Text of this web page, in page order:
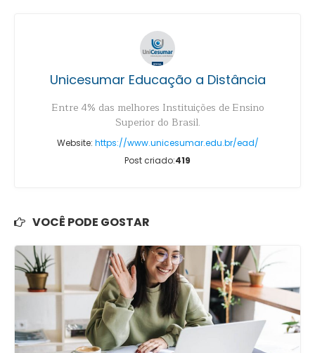
Unicesumar Educação a Distância
Entre 4% das melhores Instituições de Ensino
Superior do Brasil.
Website: https://www.unicesumar.edu.br/ead/
Post criado:419
VOCÊ PODE GOSTAR